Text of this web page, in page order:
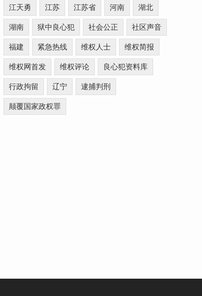
江天勇 江苏 江苏省 河南 湖北
湖南 狱中良心犯 社会公正 社区声音
福建 紧急热线 维权人士 维权简报
维权网首发 维权评论 良心犯资料库
行政拘留 辽宁 逮捕判刑
颠覆国家政权罪